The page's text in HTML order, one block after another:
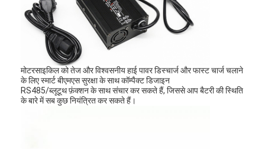
एनआईसीडी रिचार्जेबल बैटरी
एलसीडी बैटरी चार्जर
निम बैटरी पैक
निक बैटरी पैक
मोटरसाइकिल को तेज और विश्वसनीय हाई पावर डिस्चार्ज और फास्ट चार्ज चलाने
के लिए स्मार्ट बीएमएस सुरक्षा के साथ कॉम्पैक्ट डिजाइन
RS485/ब्लूटूथ फ़ंक्शन के साथ संचार कर सकते हैं, जिससे आप बैटरी की स्थिति
के बारे में सब कुछ नियंत्रित कर सकते हैं।